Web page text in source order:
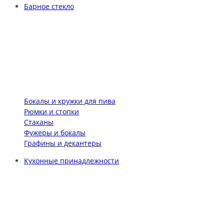
Барное стекло
Бокалы и кружки для пива
Рюмки и стопки
Стаканы
Фужеры и бокалы
Графины и декантеры
Кухонные принадлежности